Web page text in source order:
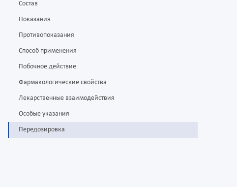
Состав
Показания
Противопоказания
Способ применения
Побочное действие
Фармакологические свойства
Лекарственные взаимодействия
Особые указания
Передозировка